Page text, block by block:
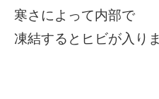
寒さによって内部で
凍結するとヒビが入り